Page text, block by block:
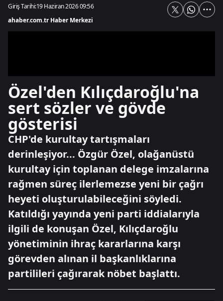
Giriş Tarihi:19 Haziran 2026 09:56
ahaber.com.tr Haber Merkezi
Özel'den Kılıçdaroğlu'na
sert sözler ve gövde
gösterisi
CHP'de kurultay tartışmaları
derinleşiyor... Özgür Özel, olağanüstü
kurultay için toplanan delege imzalarına
rağmen süreç ilerlemezse yeni bir çağrı
heyeti oluşturulabileceğini söyledi.
Katıldığı yayında yeni parti iddialarıyla
ilgili de konuşan Özel, Kılıçdaroğlu
yönetiminin ihraç kararlarına karşı
görevden alınan il başkanlıklarına
partilileri çağırarak nöbet başlattı.